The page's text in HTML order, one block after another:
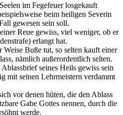
im Fegefeuer losgekauft
beim heiligen Severin
gewesen sein soll.
Reue gewiss, viel weniger, ob er
erlangt hat.
Weise Buße tut, so selten kauft einer
nämlich außerordentlich selten.
seines Heils gewiss sein
mit seinen Lehrmeistern verdammt
vor denen hüten, die den Ablass
Gabe Gottes nennen, durch die
werde.